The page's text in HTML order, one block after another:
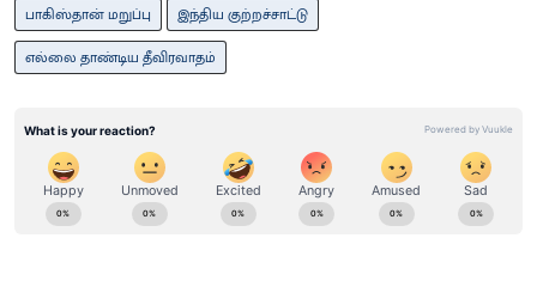
பாகிஸ்தான் மறுப்பு
இந்திய குற்றச்சாட்டு
எல்லை தாண்டிய தீவிரவாதம்